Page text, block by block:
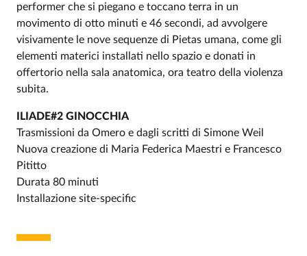
performer che si piegano e toccano terra in un
movimento di otto minuti e 46 secondi, ad avvolgere
visivamente le nove sequenze di Pietas umana, come gli
elementi materici installati nello spazio e donati in
offertorio nella sala anatomica, ora teatro della violenza
subita.
ILIADE#2 GINOCCHIA
Trasmissioni da Omero e dagli scritti di Simone Weil
Nuova creazione di Maria Federica Maestri e Francesco
Pititto
Durata 80 minuti
Installazione site-specific